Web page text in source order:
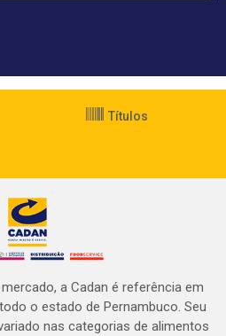
Títulos
a Cadan é referência em
o estado de Pernambuco. Seu
nas categorias de alimentos